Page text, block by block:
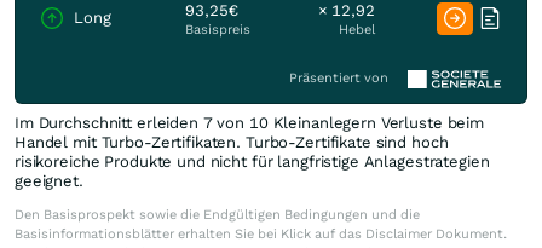
Long 93,25€
Basispreis
× 12,92
Hebel
Präsentiert von
Im Durchschnitt erleiden 7 von 10 Kleinanlegern Verluste beim
Handel mit Turbo-Zertifikaten. Turbo-Zertifikate sind hoch
risikoreiche Produkte und nicht für langfristige Anlagestrategien
geeignet.
Den Basisprospekt sowie die Endgültigen Bedingungen und die
Basisinformationsblätter erhalten Sie bei Klick auf das Disclaimer Dokument.